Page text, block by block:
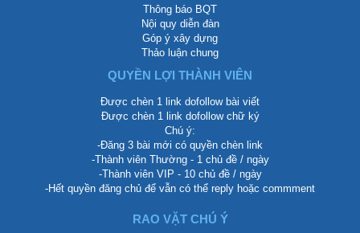
Thông báo BQT
Nội quy diễn đàn
Góp ý xây dựng
Thảo luận chung
QUYỀN LỢI THÀNH VIÊN
Được chèn 1 link dofollow bài viết
Được chèn 1 link dofollow chữ ký
Chú ý:
-Đăng 3 bài mới có quyền chèn link
-Thành viên Thường - 1 chủ đề / ngày
-Thành viên VIP - 10 chủ đề / ngày
-Hết quyền đăng chủ để vẫn có thể reply hoặc commment
RAO VẶT CHÚ Ý